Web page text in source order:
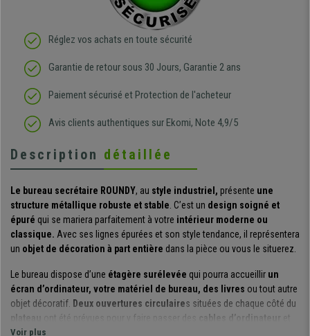
Réglez vos achats en toute sécurité
Garantie de retour sous 30 Jours, Garantie 2 ans
Paiement sécurisé et Protection de l'acheteur
Avis clients authentiques sur Ekomi, Note 4,9/5
Description détaillée
Le bureau secrétaire ROUNDY, au style industriel, présente une
structure métallique robuste et stable. C’est un design soigné et
épuré qui se mariera parfaitement à votre intérieur moderne ou
classique. Avec ses lignes épurées et son style tendance, il représentera
un objet de décoration à part entière dans la pièce ou vous le situerez.
Le bureau dispose d’une étagère surélevée qui pourra accueillir un
écran d’ordinateur, votre matériel de bureau, des livres ou tout autre
objet décoratif. Deux ouvertures circulaires situées de chaque côté du
plateau
ont été prévues pour y faire passer des cables d’ordinateur
et
maintenir
Voir plus